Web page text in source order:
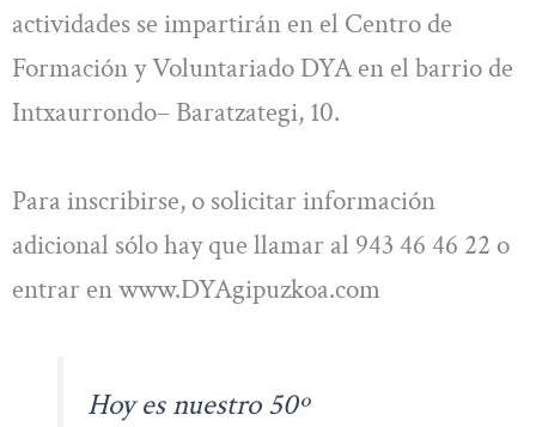
actividades se impartirán en el Centro de
Formación y Voluntariado DYA en el barrio de
Intxaurrondo– Baratzategi, 10.
Para inscribirse, o solicitar información
adicional sólo hay que llamar al 943 46 46 22 o
entrar en www.DYAgipuzkoa.com
Hoy es nuestro 50º